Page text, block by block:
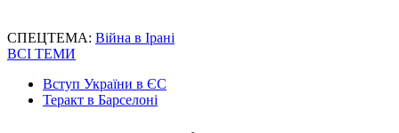
СПЕЦТЕМА: Війна в Ірані
ВСІ ТЕМИ
Вступ України в ЄС
Теракт в Барселоні